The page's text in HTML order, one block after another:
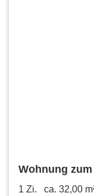
Wohnung
€ 32 m²
1 Zi. ca. 32,00